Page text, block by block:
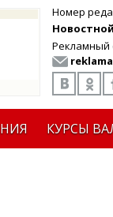
Номер
Новостной
Рекламный
КУРСЫ